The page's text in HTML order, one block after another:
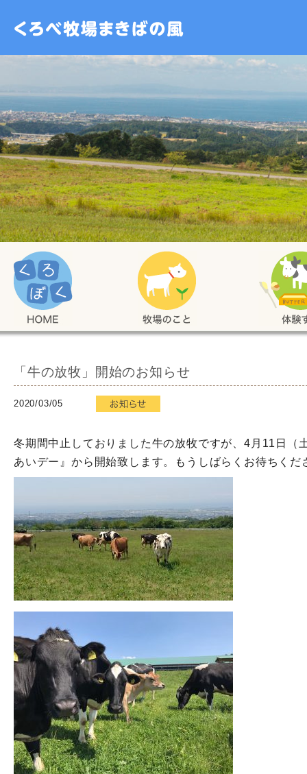
「牛の放牧」開始のお知らせ
2020/03/05
冬期間中止しておりました牛の放牧ですが、4月11日（
あいデー』から開始致します。もうしばらくお待ちくだ